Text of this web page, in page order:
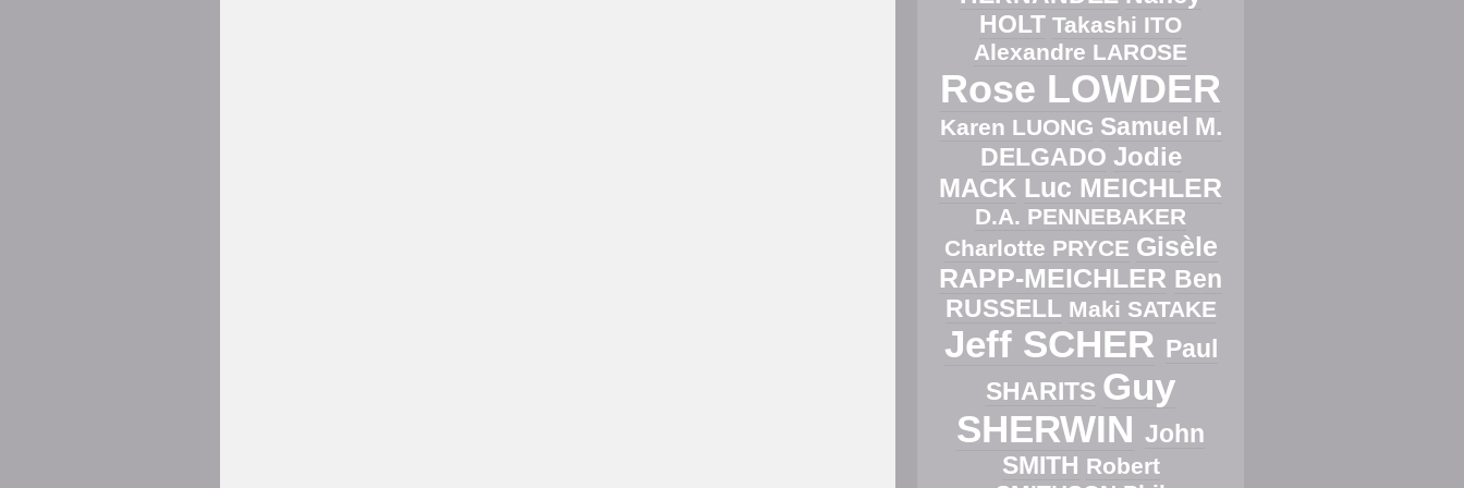
HOLT Takashi ITO
Alexandre LAROSE
Rose LOWDER
Karen LUONG Samuel M.
DELGADO Jodie
MACK Luc MEICHLER
D.A. PENNEBAKER
Charlotte PRYCE Gisèle
RAPP-MEICHLER Ben
RUSSELL Maki SATAKE
Jeff SCHER Paul
SHARITS Guy
SHERWIN John
SMITH Robert